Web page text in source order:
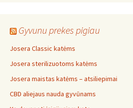
Gyvunu prekes pigiau
Josera Classic katėms
Josera sterilizuotoms katėms
Josera maistas katėms – atsiliepimai
CBD aliejaus nauda gyvūnams